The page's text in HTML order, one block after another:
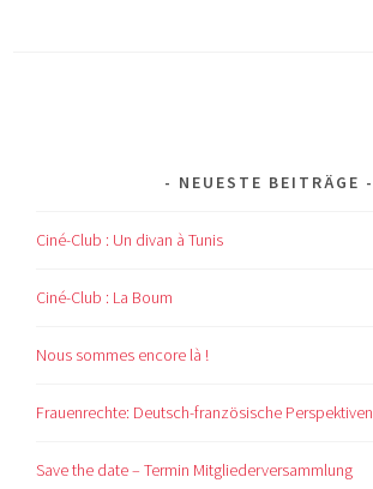
NEUESTE BEITRÄGE
Ciné-Club : Un divan à Tunis
Ciné-Club : La Boum
Nous sommes encore là !
Frauenrechte: Deutsch-französische Perspektiven
Save the date – Termin Mitgliederversammlung